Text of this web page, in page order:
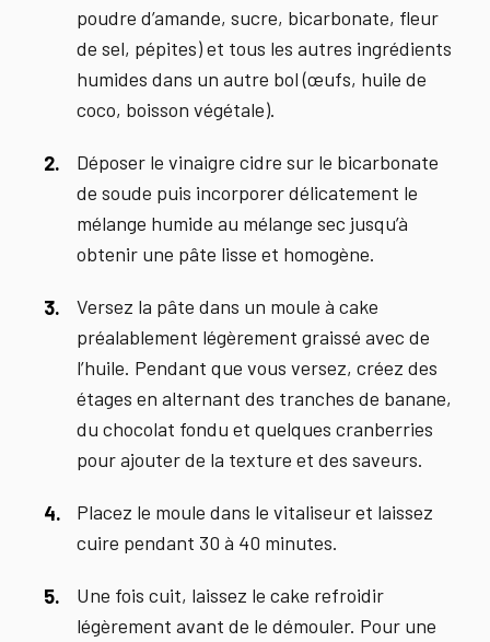
poudre d’amande, sucre, bicarbonate, fleur
de sel, pépites) et tous les autres ingrédients
humides dans un autre bol (œufs, huile de
coco, boisson végétale).
Déposer le vinaigre cidre sur le bicarbonate
de soude puis incorporer délicatement le
mélange humide au mélange sec jusqu’à
obtenir une pâte lisse et homogène.
Versez la pâte dans un moule à cake
préalablement légèrement graissé avec de
l’huile. Pendant que vous versez, créez des
étages en alternant des tranches de banane,
du chocolat fondu et quelques cranberries
pour ajouter de la texture et des saveurs.
Placez le moule dans le vitaliseur et laissez
cuire pendant 30 à 40 minutes.
Une fois cuit, laissez le cake refroidir
légèrement avant de le démouler. Pour une